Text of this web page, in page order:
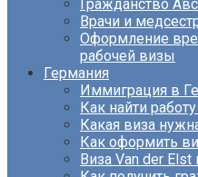
Гражданство
Врачи и
Оформление
рабочей визы
Германия
Иммиграция в
Как найти
Какая виза
Как оформить
Виза Van der